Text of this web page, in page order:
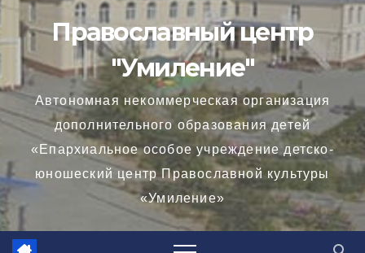
Православный центр
"Умиление"
Автономная некоммерческая организация
дополнительного образования детей
«Епархиальное особое учреждение детско-
юношеский центр Православной культуры
«Умиление»